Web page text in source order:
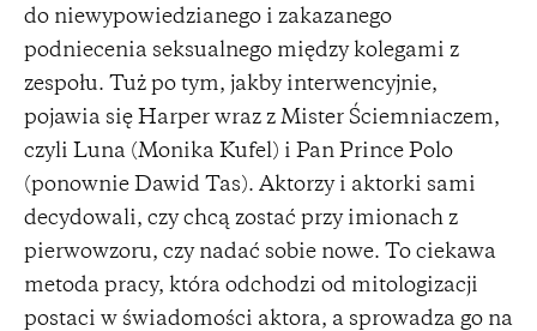
do niewypowiedzianego i zakazanego
podniecenia seksualnego między kolegami z
zespołu. Tuż po tym, jakby interwencyjnie,
pojawia się Harper wraz z Mister Ściemniaczem,
czyli Luna (Monika Kufel) i Pan Prince Polo
(ponownie Dawid Tas). Aktorzy i aktorki sami
decydowali, czy chcą zostać przy imionach z
pierwowzoru, czy nadać sobie nowe. To ciekawa
metoda pracy, która odchodzi od mitologizacji
postaci w świadomości aktora, a sprowadza go na